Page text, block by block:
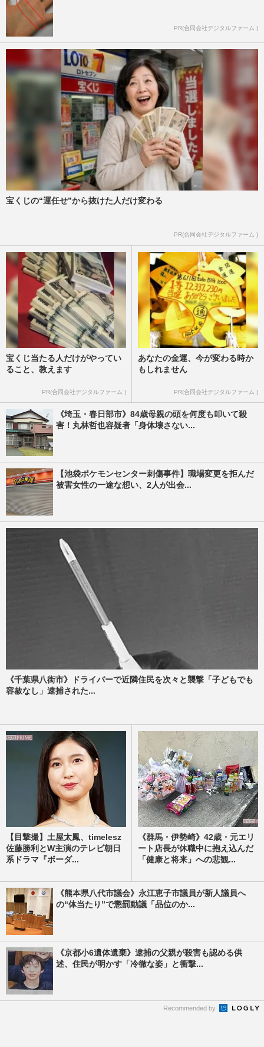
PR(合同会社デジタルファーム )
宝くじの“運任せ”から抜けた人だけ変わる
PR(合同会社デジタルファーム )
宝くじ当たる人だけがやってい
ること、教えます
PR(合同会社デジタルファーム )
あなたの金運、今が変わる時か
もしれません
PR(合同会社デジタルファーム )
《埼玉・春日部市》84歳母親の頭を何度も叩いて殺
害！丸林哲也容疑者「身体壊さない...
【池袋ポケモンセンター刺傷事件】職場変更を拒んだ
被害女性の一途な想い、2人が出会...
《千葉県八街市》ドライバーで近隣住民を次々と襲撃「子どもでも
容赦なし」逮捕された...
【目撃撮】土屋太鳳、timelesz
佐藤勝利とW主演のテレビ朝日
系ドラマ『ボーダ...
《群馬・伊勢崎》42歳・元エリ
ート店長が休職中に抱え込んだ
「健康と将来」への悲観...
《熊本県八代市議会》永江恵子市議員が新人議員へ
の“体当たり”で懲罰動議「品位のか...
《京都小6遺体遺棄》逮捕の父親が殺害も認める供
述、住民が明かす「冷徹な姿」と衝撃...
Recommended by